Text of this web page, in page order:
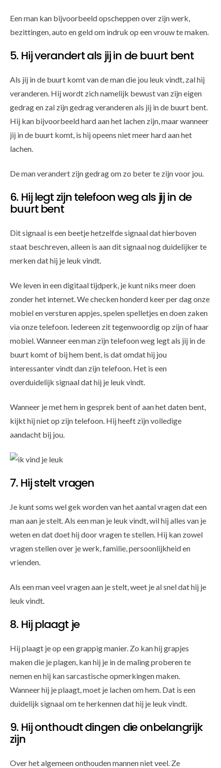
Een man kan bijvoorbeeld opscheppen over zijn werk,
bezittingen, auto en geld om indruk op een vrouw te maken.
5. Hij verandert als jij in de buurt bent
Als jij in de buurt komt van de man die jou leuk vindt, zal hij
veranderen. Hij wordt zich namelijk bewust van zijn eigen
gedrag en zal zijn gedrag veranderen als jij in de buurt bent.
Hij kan bijvoorbeeld hard aan het lachen zijn, maar wanneer
jij in de buurt komt, is hij opeens niet meer hard aan het
lachen.
De man verandert zijn gedrag om zo beter te zijn voor jou.
6. Hij legt zijn telefoon weg als jij in de
buurt bent
Dit signaal is een beetje hetzelfde signaal dat hierboven
staat beschreven, alleen is aan dit signaal nog duidelijker te
merken dat hij je leuk vindt.
We leven in een digitaal tijdperk, je kunt niks meer doen
zonder het internet. We checken honderd keer per dag onze
mobiel en versturen appjes, spelen spelletjes en doen zaken
via onze telefoon. Iedereen zit tegenwoordig op zijn of haar
mobiel. Wanneer een man zijn telefoon weg legt als jij in de
buurt komt of bij hem bent, is dat omdat hij jou
interessanter vindt dan zijn telefoon. Het is een
overduidelijk signaal dat hij je leuk vindt.
Wanneer je met hem in gesprek bent of aan het daten bent,
kijkt hij niet op zijn telefoon. Hij heeft zijn volledige
aandacht bij jou.
7. Hij stelt vragen
Je kunt soms wel gek worden van het aantal vragen dat een
man aan je stelt. Als een man je leuk vindt, wil hij alles van je
weten en dat doet hij door vragen te stellen. Hij kan zowel
vragen stellen over je werk, familie, persoonlijkheid en
vrienden.
Als een man veel vragen aan je stelt, weet je al snel dat hij je
leuk vindt.
8. Hij plaagt je
Hij plaagt je op een grappig manier. Zo kan hij grapjes
maken die je plagen, kan hij je in de maling proberen te
nemen en hij kan sarcastische opmerkingen maken.
Wanneer hij je plaagt, moet je lachen om hem. Dat is een
duidelijk signaal om te herkennen dat hij je leuk vindt.
9. Hij onthoudt dingen die onbelangrijk
zijn
Over het algemeen onthouden mannen niet veel. Ze